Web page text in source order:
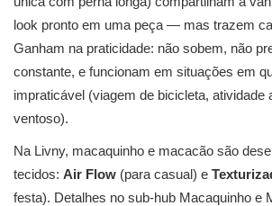
look pronto em uma peça — mas trazem
Ganham na praticidade: não sobem, não
constante, e funcionam em situações em
impraticável (viagem de bicicleta, atividade
ventoso).
Na Livny, macaquinho e macacão são
tecidos: Air Flow (para casual) e
festa). Detalhes no sub-hub Macaquinho e